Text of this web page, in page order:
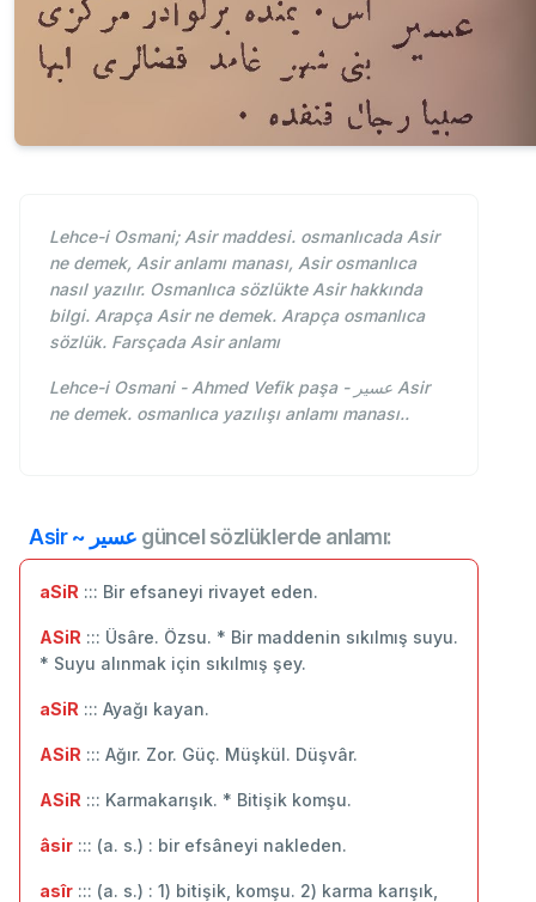
Lehce-i Osmani; Asir maddesi. osmanlıcada Asir
ne demek, Asir anlamı manası, Asir osmanlıca
nasıl yazılır. Osmanlıca sözlükte Asir hakkında
bilgi. Arapça Asir ne demek. Arapça osmanlıca
sözlük. Farsçada Asir anlamı
Lehce-i Osmani - Ahmed Vefik paşa - عسير Asir
ne demek. osmanlıca yazılışı anlamı manası..
Asir ~ عسير güncel sözlüklerde anlamı:
aSiR ::: Bir efsaneyi rivayet eden.
ASiR ::: Üsâre. Özsu. * Bir maddenin sıkılmış suyu.
* Suyu alınmak için sıkılmış şey.
aSiR ::: Ayağı kayan.
ASiR ::: Ağır. Zor. Güç. Müşkül. Düşvâr.
ASiR ::: Karmakarışık. * Bitişik komşu.
âsir ::: (a. s.) : bir efsâneyi nakleden.
asîr ::: (a. s.) : 1) bitişik, komşu. 2) karma karışık,